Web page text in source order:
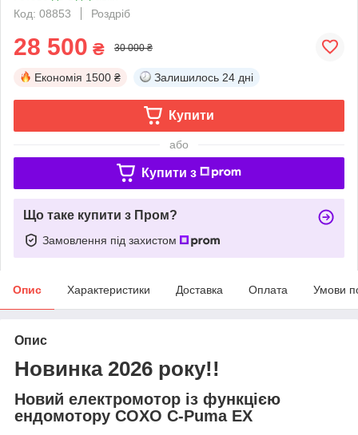
Код: 08853
Роздріб
28 500 ₴ 30 000 ₴
Економія 1500 ₴ Залишилось 24 дні
Купити
або
Купити з
Що таке купити з Пром?
Замовлення під захистом
Опис Характеристики Доставка Оплата Умови
Опис
Новинка 2026 року!!
Новий електромотор із функцією
ендомотору COXO C-Puma EX